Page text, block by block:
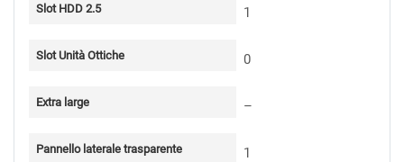
Slot HDD 2.5 1
Slot Unità Ottiche 0
Extra large –
Pannello laterale trasparente 1